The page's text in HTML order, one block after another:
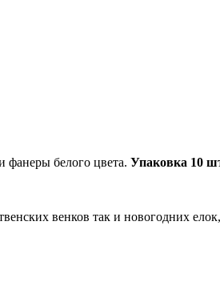
фанеры белого цвета. Упаковка 10
венков так и новогодних